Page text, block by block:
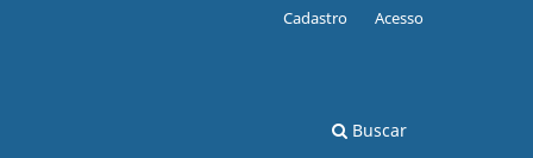
Buscar
Cadastro Acesso